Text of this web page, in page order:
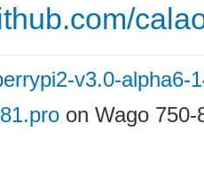
v3.0-alpha6-
on Wago 750-